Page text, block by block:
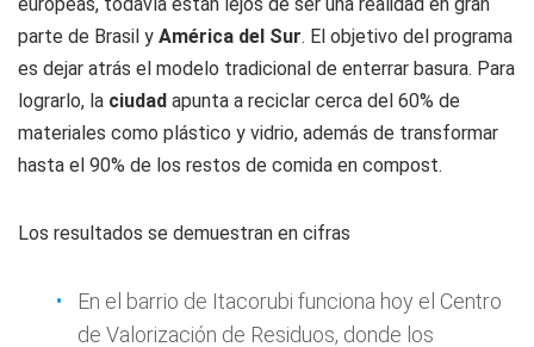
parte de Brasil y América del Sur. El objetivo del programa
es dejar atrás el modelo tradicional de enterrar basura. Para
lograrlo, la ciudad apunta a reciclar cerca del 60% de
materiales como plástico y vidrio, además de transformar
hasta el 90% de los restos de comida en compost.
Los resultados se demuestran en cifras
En el barrio de Itacorubi funciona hoy el Centro
de Valorización de Residuos, donde los